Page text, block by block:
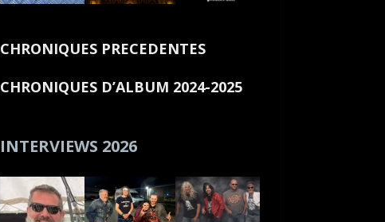
CHRONIQUES PRECEDENTES
CHRONIQUES D’ALBUM 2024-2025
INTERVIEWS 2026